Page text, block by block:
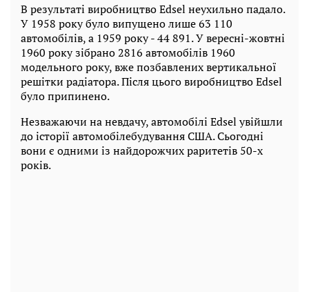
В результаті виробництво Edsel неухильно падало.
У 1958 року було випущено лише 63 110
автомобілів, а 1959 року - 44 891. У вересні-жовтні
1960 року зібрано 2816 автомобілів 1960
модельного року, вже позбавлених вертикальної
решітки радіатора. Після цього виробництво Edsel
було припинено.
Незважаючи на невдачу, автомобілі Edsel увійшли
до історії автомобілебудування США. Сьогодні
вони є одними із найдорожчих раритетів 50-х
років.